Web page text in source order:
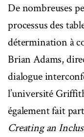
De nombreuses
processus des
détermination à
Brian Adams,
dialogue
l’université
également fait
Creating an